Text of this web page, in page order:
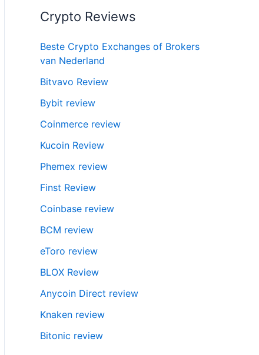
Crypto Reviews
Beste Crypto Exchanges of Brokers
van Nederland
Bitvavo Review
Bybit review
Coinmerce review
Kucoin Review
Phemex review
Finst Review
Coinbase review
BCM review
eToro review
BLOX Review
Anycoin Direct review
Knaken review
Bitonic review